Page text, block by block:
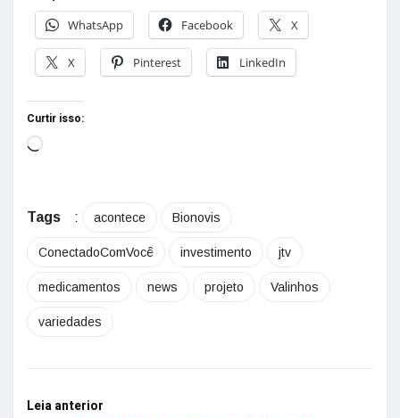
WhatsApp
Facebook X
X Pinterest LinkedIn
Curtir isso:
Tags : acontece Bionovis
ConectadoComVocê investimento jtv
medicamentos news projeto Valinhos
variedades
Leia anterior